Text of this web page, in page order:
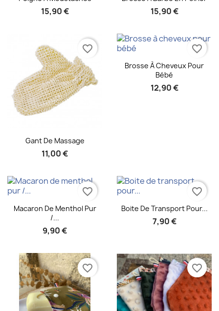
15,90 € 15,90 €
Aperçu rapide
Gant De Massage
11,00 €
favorite_border
Aperçu rapide
Brosse À Cheveux Pour
Bébé
12,90 €
favorite_border
Aperçu rapide
Macaron De Menthol Pur
/...
9,90 €
favorite_border
Aperçu rapide
Boite De Transport Pour...
7,90 €
favorite_border
favorite_border favorite_border